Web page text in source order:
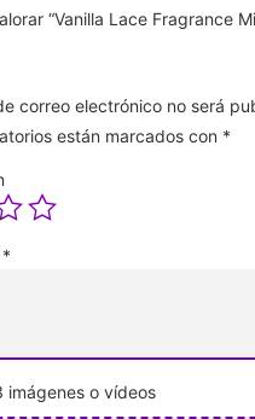
“Vanilla Lace Fragrance
correo electrónico no será
están marcados con *
*
imágenes o vídeos